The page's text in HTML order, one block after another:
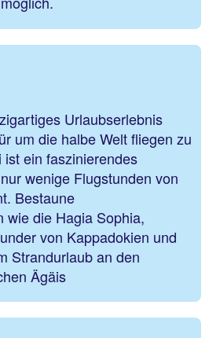
Urlaubserlebnis
um die halbe Welt fliegen zu
ein faszinierendes
wenige Flugstunden von
Bestaune
wie die Hagia Sophia,
von Kappadokien und
Strandurlaub an den
Ägäis